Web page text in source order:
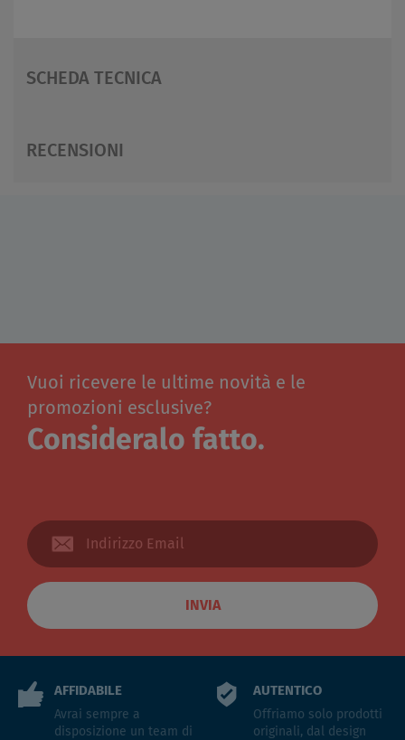
SCHEDA TECNICA
RECENSIONI
Vuoi ricevere le ultime novità e le
promozioni esclusive?
Consideralo fatto.
INVIA
AFFIDABILE
Avrai sempre a
disposizione un team di
AUTENTICO
Offriamo solo prodotti
originali, dal design